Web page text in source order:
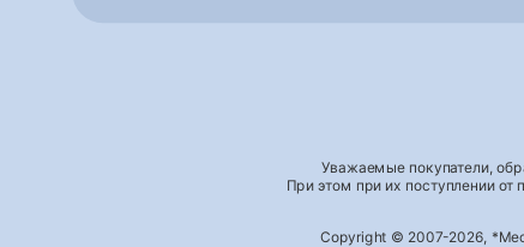
Уважаемые покупатели,
При этом при их поступлении от
Copyright © 2007-2026,